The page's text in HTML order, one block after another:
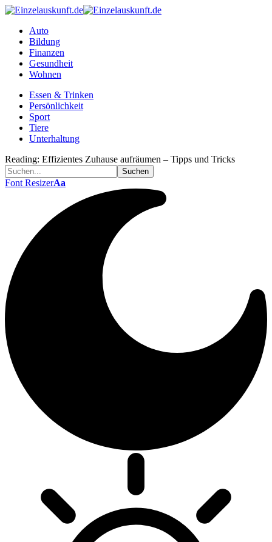
Auto
Bildung
Finanzen
Gesundheit
Wohnen
Essen & Trinken
Persönlichkeit
Sport
Tiere
Unterhaltung
Reading: Effizientes Zuhause aufräumen – Tipps und Tricks
Font ResizerAa